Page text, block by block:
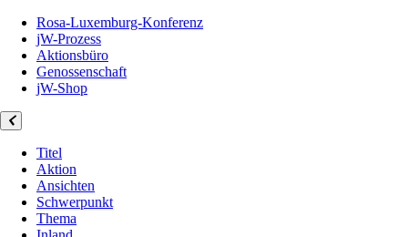
Rosa-Luxemburg-Konferenz
jW-Prozess
Aktionsbüro
Genossenschaft
jW-Shop
Titel
Aktion
Ansichten
Schwerpunkt
Thema